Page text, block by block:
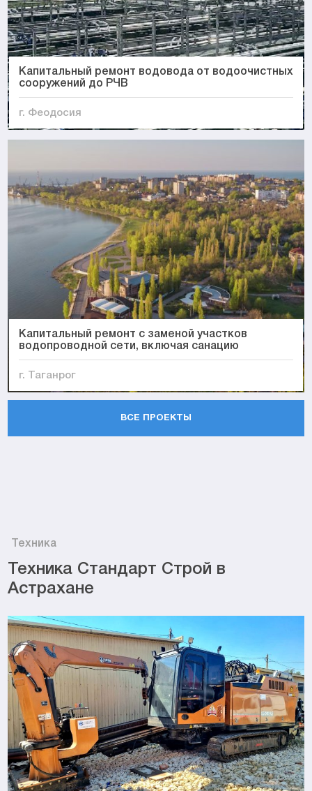
Капитальный ремонт водовода от водоочистных
сооружений до РЧВ
г. Феодосия
Капитальный ремонт с заменой участков
водопроводной сети, включая санацию
г. Таганрог
ВСЕ ПРОЕКТЫ
Техника
Техника Стандарт Строй в
Астрахане